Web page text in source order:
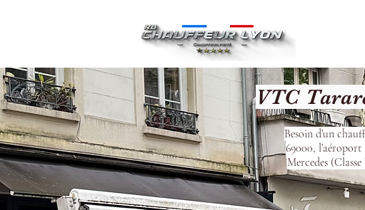
VTC
Besoin d’un
69000,
Mercedes